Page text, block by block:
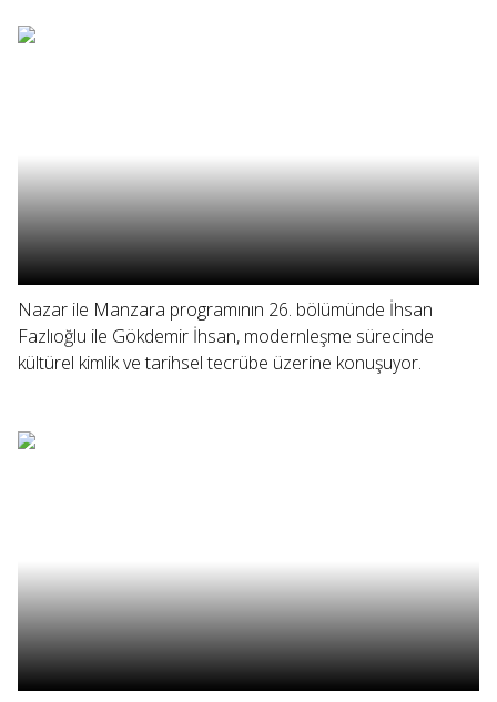
Nazar ile Manzara programının 26. bölümünde İhsan
Fazlıoğlu ile Gökdemir İhsan, modernleşme sürecinde
kültürel kimlik ve tarihsel tecrübe üzerine konuşuyor.